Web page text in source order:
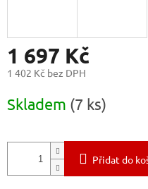
1 697 Kč
1 402 Kč bez DPH
cena:
Skladem (7 ks)
Přidat do